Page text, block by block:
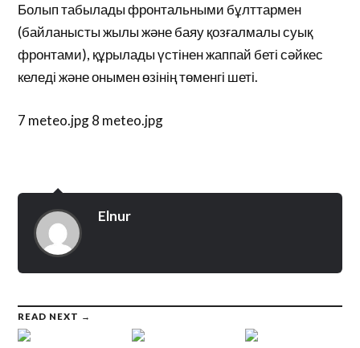
Болып табылады фронтальными бұлттармен
(байланысты жылы және баяу қозғалмалы суық
фронтами), құрылады үстінен жаппай беті сәйкес
келеді және онымен өзінің төменгі шеті.
7 meteo.jpg 8 meteo.jpg
Elnur
READ NEXT →